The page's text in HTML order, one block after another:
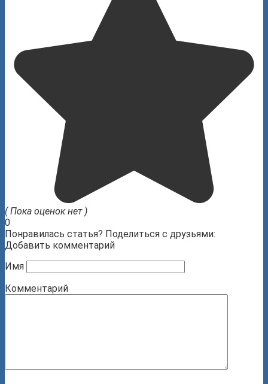
( Пока оценок нет )
0
Понравилась статья? Поделиться с друзьями:
Добавить комментарий
Имя
Комментарий